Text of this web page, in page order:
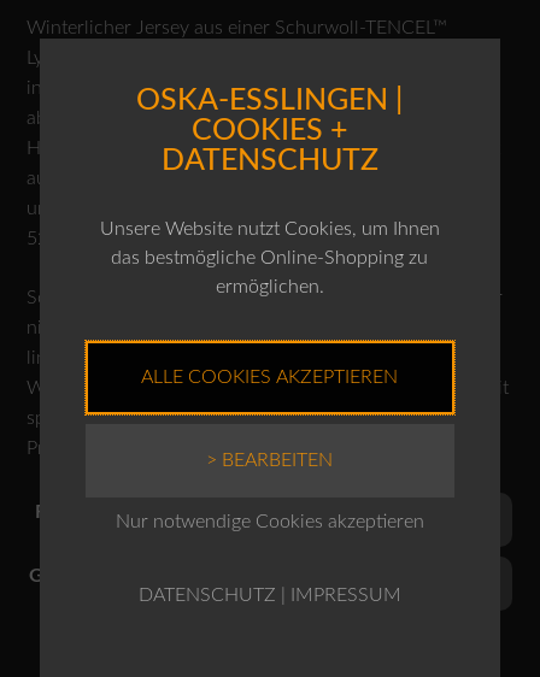
Winterlicher Jersey aus einer Schurwoll-TENCEL™
Lyocellmischung, als fertiges Teil gewaschen für einen
individuellen Look. TENCEL™ Lyocell ist eine biologisch
abbaubare Faser, die aus Zellstoff schnell wachsender
Holzarten hergestellt wird. Die Faserherstellung selbst ist
aufgrund eines geschlossenen Kreislaufes besonders
umweltfreundlich.
52% Schurwolle, 48% Lyocell
Schonwäsche 30°C, nicht bleichen, Trocknen im Tumbler
nicht möglich, nicht heiss bügeln, Normalreinigung, von
links waschen und bügeln, Maschinenwäsche im
Wollwaschgang bei höchstens halb gefüllter Trommel. Mit
speziellem Wollwaschmittel waschen.
Produktnr.: 10240710130
Farben
Grössen
OSKA-ESSLINGEN |
COOKIES +
DATENSCHUTZ
Unsere Website nutzt Cookies, um Ihnen
das bestmögliche Online-Shopping zu
ermöglichen.
ALLE COOKIES AKZEPTIEREN
> BEARBEITEN
Nur notwendige Cookies akzeptieren
DATENSCHUTZ IMPRESSUM